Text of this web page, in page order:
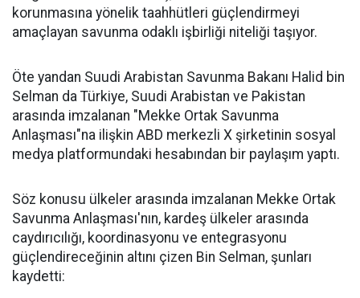
korunmasına yönelik taahhütleri güçlendirmeyi
amaçlayan savunma odaklı işbirliği niteliği taşıyor.
Öte yandan Suudi Arabistan Savunma Bakanı Halid bin
Selman da Türkiye, Suudi Arabistan ve Pakistan
arasında imzalanan "Mekke Ortak Savunma
Anlaşması"na ilişkin ABD merkezli X şirketinin sosyal
medya platformundaki hesabından bir paylaşım yaptı.
Söz konusu ülkeler arasında imzalanan Mekke Ortak
Savunma Anlaşması'nın, kardeş ülkeler arasında
caydırıcılığı, koordinasyonu ve entegrasyonu
güçlendireceğinin altını çizen Bin Selman, şunları
kaydetti: